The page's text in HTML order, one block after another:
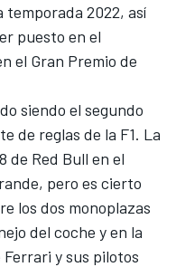
2022, así
puesto en el
el Gran Premio de
siendo el segundo
de reglas de la F1. La
de Red Bull en el
pero es cierto
los dos monoplazas
del coche y en la
y sus pilotos